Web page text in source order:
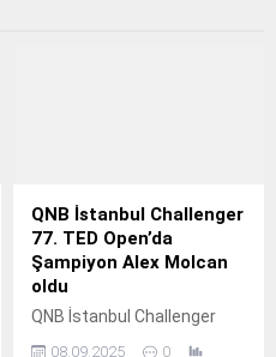
QNB İstanbul Challenger
77. TED Open’da
Şampiyon Alex Molcan
oldu
QNB İstanbul Challenger
08.09.2025 0